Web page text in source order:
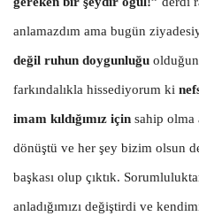
anlamazdım ama bugün
değil ruhun doygunluğu
farkındalıkla hissediyorum ki
imam kıldığımız için sahip olma
dönüştü ve her şey bizim olsun
başkası olup çıktık.
anladığımızı değiştirdi ve